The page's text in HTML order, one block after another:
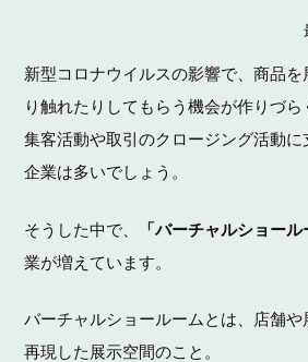
新型コロナウイルスの影響で、商品を
り触れたりしてもらう機会が作りづら
集客活動や取引のクロージング活動に
企業は多いでしょう。
そうした中で、 「バーチャルショール
業が増えています。
バーチャルショールームとは、店舗や
再現した展示空間のこと。